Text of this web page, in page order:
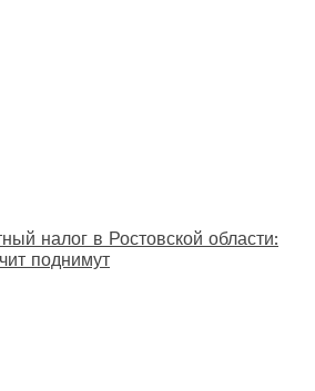
налог в Ростовской области:
поднимут